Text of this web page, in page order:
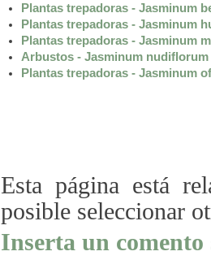
Plantas trepadoras - Jasminum
Plantas trepadoras - Jasminum
Plantas trepadoras - Jasminum
Arbustos - Jasminum nudiflorum
Plantas trepadoras - Jasminum
Esta página está
posible seleccionar
Inserta un comento